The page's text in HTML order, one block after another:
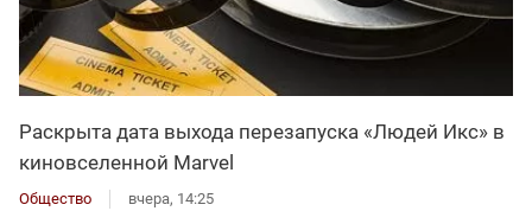
Раскрыта дата выхода перезапуска «Людей Икс» в
киновселенной Marvel
Общество вчера, 14:25